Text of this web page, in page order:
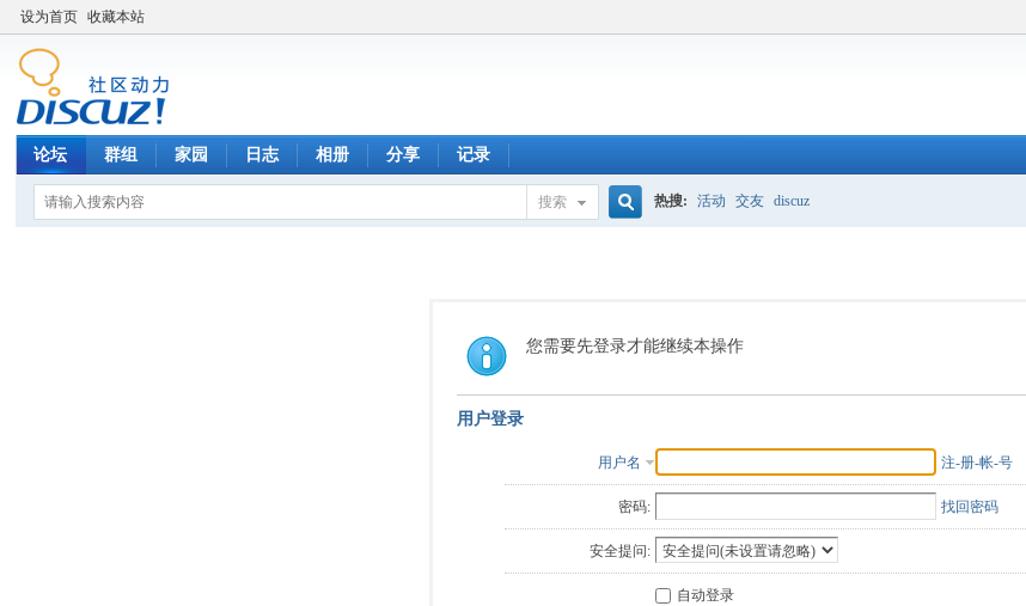
设为首页 收藏本站
论坛 群组 家园 日志 相册 分享 记录
搜索
索
热搜: 活动 交友 discuz
您需要先登录才能继续本操作
用户登录
用户名 注-册-帐-号
密码: 找回密码
安全提问:
自动登录